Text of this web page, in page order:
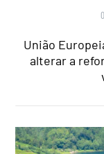
União
alterar a